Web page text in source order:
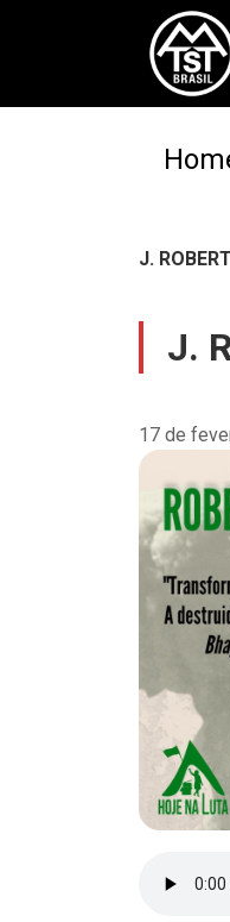
J.
J.
17 de